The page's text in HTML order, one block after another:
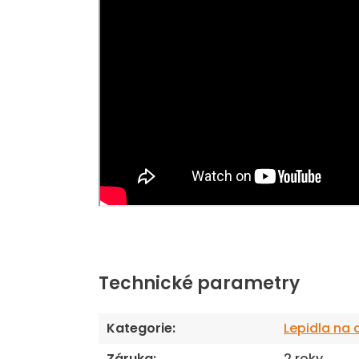
Technické parametry
Kategorie:
Lepidla na